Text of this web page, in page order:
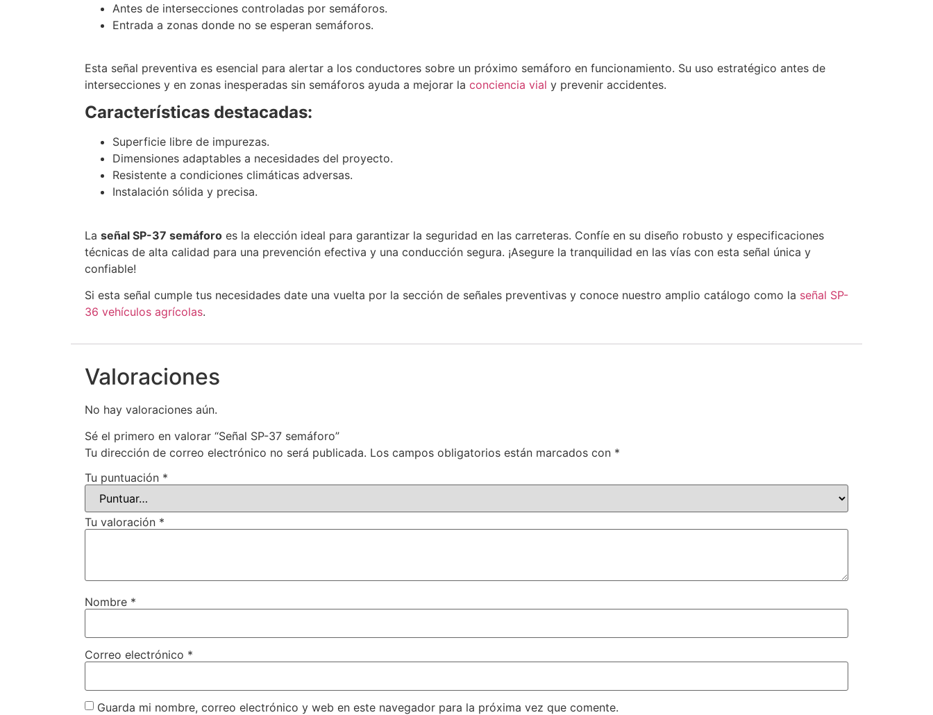
Antes de intersecciones controladas por semáforos.
Entrada a zonas donde no se esperan semáforos.
Esta señal preventiva es esencial para alertar a los conductores sobre un próximo semáforo en funcionamiento. Su uso estratégico antes de
intersecciones y en zonas inesperadas sin semáforos ayuda a mejorar la conciencia vial y prevenir accidentes.
Características destacadas:
Superficie libre de impurezas.
Dimensiones adaptables a necesidades del proyecto.
Resistente a condiciones climáticas adversas.
Instalación sólida y precisa.
La señal SP-37 semáforo es la elección ideal para garantizar la seguridad en las carreteras. Confíe en su diseño robusto y especificaciones
técnicas de alta calidad para una prevención efectiva y una conducción segura. ¡Asegure la tranquilidad en las vías con esta señal única y
confiable!
Si esta señal cumple tus necesidades date una vuelta por la sección de señales preventivas y conoce nuestro amplio catálogo como la señal SP-
36 vehículos agrícolas.
Valoraciones
No hay valoraciones aún.
Sé el primero en valorar “Señal SP-37 semáforo”
Tu dirección de correo electrónico no será publicada. Los campos obligatorios están marcados con *
Tu puntuación *
Tu valoración *
Nombre *
Correo electrónico *
Guarda mi nombre, correo electrónico y web en este navegador para la próxima vez que comente.